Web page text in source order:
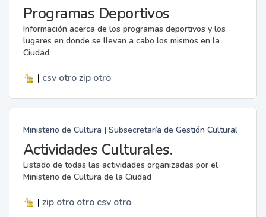
Programas Deportivos
Información acerca de los programas deportivos y los
lugares en donde se llevan a cabo los mismos en la
Ciudad.
| csv otro zip otro
Ministerio de Cultura | Subsecretaría de Gestión Cultural
Actividades Culturales.
Listado de todas las actividades organizadas por el
Ministerio de Cultura de la Ciudad
| zip otro otro csv otro